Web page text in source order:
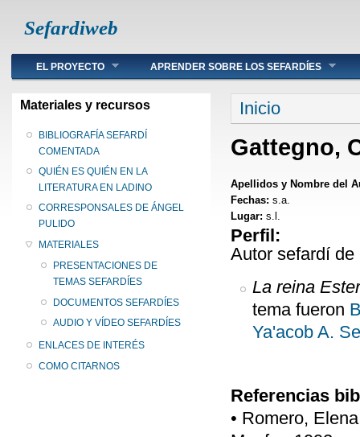
Sefardiweb
Main menu
EL PROYECTO APRENDER SOBRE LOS SEFARDÍES
Materiales y recursos
BIBLIOGRAFÍA SEFARDÍ
COMENTADA
QUIÉN ES QUIÉN EN LA
LITERATURA EN LADINO
CORRESPONSALES DE ÁNGEL
PULIDO
MATERIALES
PRESENTACIONES DE
TEMAS SEFARDÍES
DOCUMENTOS SEFARDÍES
AUDIO Y VÍDEO SEFARDÍES
ENLACES DE INTERÉS
COMO CITARNOS
Se encuentra
Inicio
Gattegno,
Apellidos y Nombre del
Fechas: s.a.
Lugar: s.l.
Perfil:
Autor sefardí de
La reina Ester
tema fueron
Ya'acob A.
Referencias
• Romero,